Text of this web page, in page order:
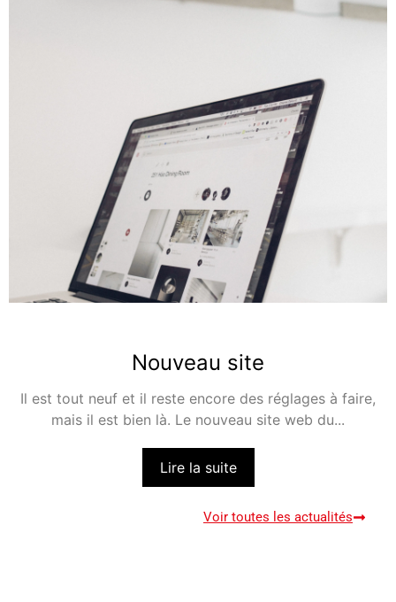
Nouveau site
Il est tout neuf et il reste encore des réglages à faire,
mais il est bien là. Le nouveau site web du...
Lire la suite
Voir toutes les actualités